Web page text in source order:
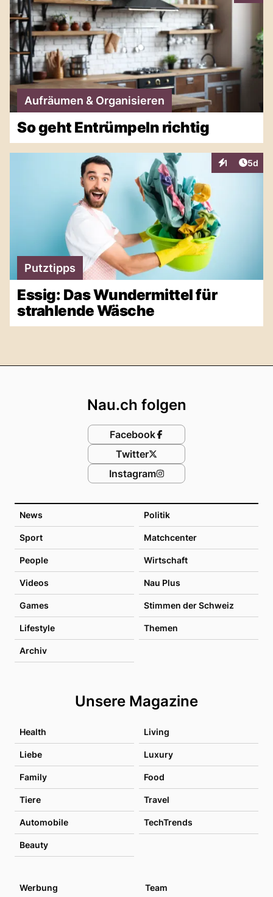
Aufräumen & Organisieren
So geht Entrümpeln richtig
1
Interaktionen
5d
Putztipps
Essig: Das Wundermittel für
strahlende Wäsche
News Politik
Sport Matchcenter
People Wirtschaft
Videos Nau Plus
Games Stimmen der Schweiz
Lifestyle Themen
Archiv
Unsere Magazine
Health Living
Liebe Luxury
Family Food
Tiere Travel
Automobile TechTrends
Beauty
Nau.ch folgen
Facebook
Twitter
Instagram
Werbung Team